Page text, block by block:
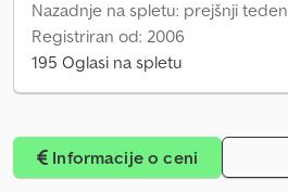
Nazadnje na spletu: prejšnji teden
Registriran od: 2006
195 Oglasi na spletu
Informacije o ceni